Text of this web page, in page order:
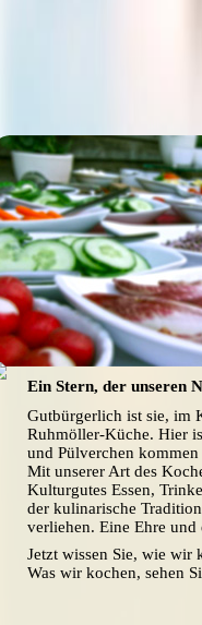
Ein Stern, der unseren
Gutbürgerlich ist sie, im
Ruhmöller-Küche. Hier
und Pülverchen
Mit unserer Art des
Kulturgutes Essen,
der kulinarische
verliehen. Eine Ehre
Jetzt wissen Sie, wie wir
Was wir kochen, sehen